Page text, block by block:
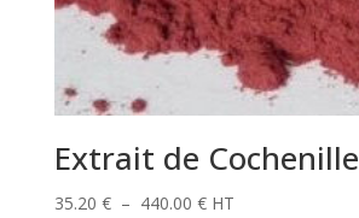
Extrait de Cochenille
35.20 € – 440.00 €Plage
HT